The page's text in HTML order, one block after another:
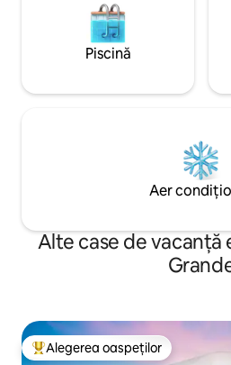
Piscină
Aer
Alte case de vacanță
Locuință din topul categoriei
Alegerea oaspeților